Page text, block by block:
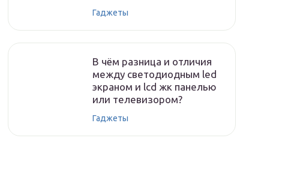
Гаджеты
В чём разница и отличия
между светодиодным led
экраном и lcd жк панелью
или телевизором?
Гаджеты